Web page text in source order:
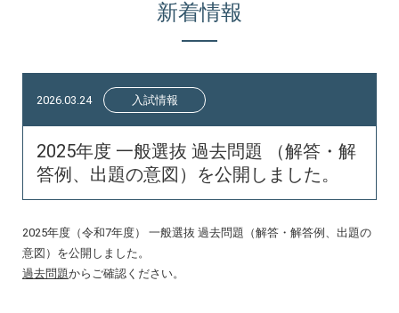
新着情報
2026.03.24 入試情報
2025年度 一般選抜 過去問題 （解答・解
答例、出題の意図）を公開しました。
2025年度（令和7年度） 一般選抜 過去問題（解答・解答例、出題の
意図）を公開しました。
過去問題からご確認ください。